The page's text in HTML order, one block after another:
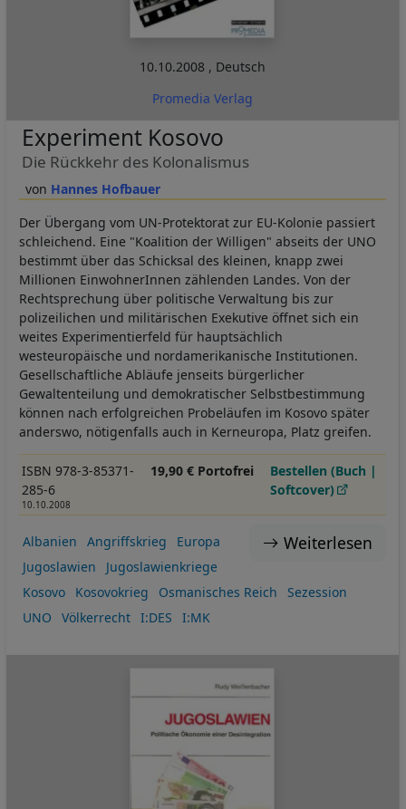
10.10.2008 , Deutsch
Promedia Verlag
Hannes Hofbauer
Experiment Kosovo
Die Rückkehr des Kolonalismus
Der Übergang vom UN-Protektorat zur EU-Kolonie passiert
schleichend. Eine "Koalition der Willigen" abseits der UNO
bestimmt über das Schicksal des kleinen, knapp zwei
Millionen EinwohnerInnen zählenden Landes. Von der
Rechtsprechung über politische Verwaltung bis zur
polizeilichen und militärischen Exekutive öffnet sich ein
weites Experimentierfeld für hauptsächlich
westeuropäische und nordamerikanische Institutionen.
Gesellschaftliche Abläufe jenseits bürgerlicher
Gewaltenteilung und demokratischer Selbstbestimmung
können nach erfolgreichen Probeläufen im Kosovo später
anderswo, nötigenfalls auch in Kerneuropa, Platz greifen.
ISBN 978-3-85371-
285-6
10.10.2008
19,90 € Portofrei
Bestellen (Buch |
Softcover)
Weiterlesen
Albanien Angriffskrieg
Europa
Jugoslawien
Jugoslawienkriege
Kosovo
Kosovokrieg Osmanisches Reich
Sezession
UNO
Völkerrecht I:DES I:MK